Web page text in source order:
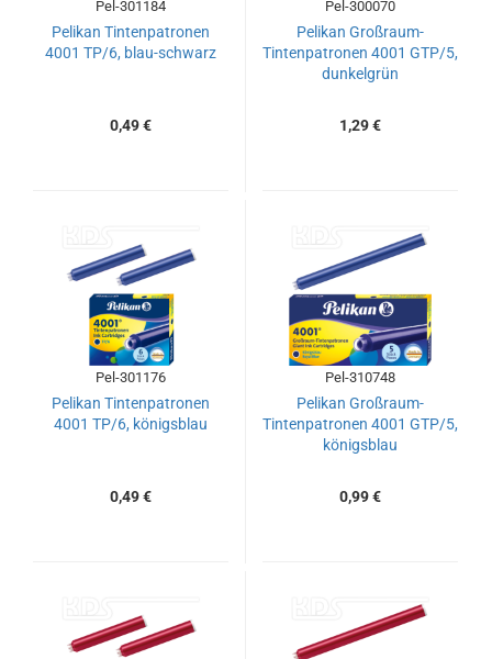
Pel-301184
Pelikan Tintenpatronen
4001 TP/6, blau-schwarz
0,49 €
Pel-300070
Pelikan Großraum-
Tintenpatronen 4001 GTP/5,
dunkelgrün
1,29 €
Pel-301176
Pelikan Tintenpatronen
4001 TP/6, königsblau
0,49 €
Pel-310748
Pelikan Großraum-
Tintenpatronen 4001 GTP/5,
königsblau
0,99 €